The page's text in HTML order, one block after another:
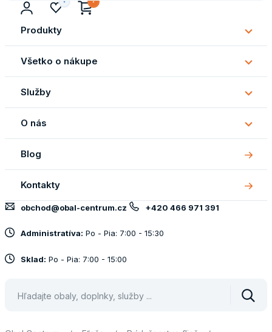
Produkty
Všetko o nákupe
o
Služby
O nás
O
nás
Blog
Kontakty
obchod@obal-centrum.cz +420 466 971 391
Administratíva: Po - Pia: 7:00 - 15:30
Sklad: Po - Pia: 7:00 - 15:00